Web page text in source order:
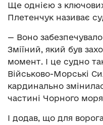
Ще однією з
Плетенчук називає
— Воно
Зміїний, який був
момент. І це судно
Військово-Морські
кардинально
частині Чорного
І додав, що для